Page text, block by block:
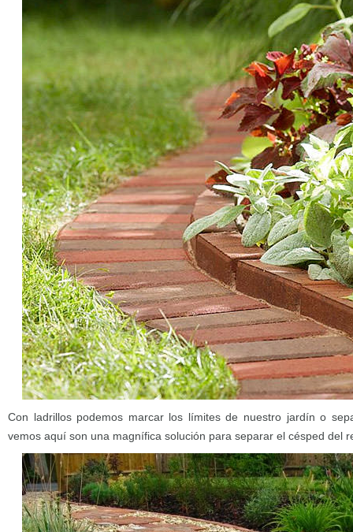
Con ladrillos podemos marcar los límites de nuestro jardín o
vemos aquí son una magnífica solución para separar el césped del